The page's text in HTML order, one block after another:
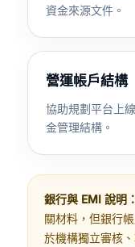
資金來源文件。
營運帳戶結構
協助規劃平台上
金管理結構。
銀行與 EMI 說明：
關材料，但銀行
於機構獨立審核